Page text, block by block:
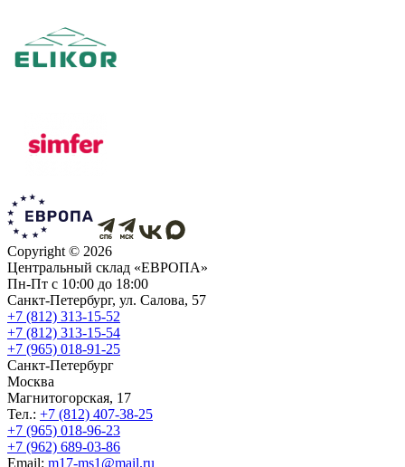
Copyright © 2026
Центральный склад «ЕВРОПА»
Пн-Пт с 10:00 до 18:00
Санкт-Петербург, ул. Салова, 57
+7 (812) 313-15-52
+7 (812) 313-15-54
+7 (965) 018-91-25
Санкт-Петербург
Москва
Магнитогорская, 17
Тел.: +7 (812) 407-38-25
+7 (965) 018-96-23
+7 (962) 689-03-86
Еmail: m17-ms1@mail.ru